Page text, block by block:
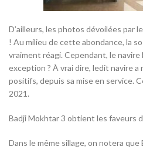
D’ailleurs, les photos dévoilées par
! Au milieu de cette abondance, la
vraiment réagi. Cependant, le
exception ? À vrai dire, ledit navire
positifs, depuis sa mise en service.
2021.
Badji Mokhtar 3 obtient les faveurs
Dans le même sillage, on notera